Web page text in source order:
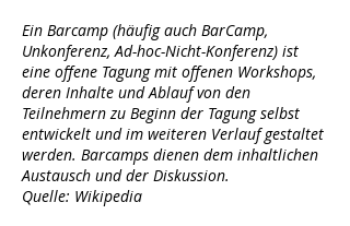
Ein Barcamp (häufig auch BarCamp,
Unkonferenz, Ad-hoc-Nicht-Konferenz) ist
eine offene Tagung mit offenen Workshops,
deren Inhalte und Ablauf von den
Teilnehmern zu Beginn der Tagung selbst
entwickelt und im weiteren Verlauf gestaltet
werden. Barcamps dienen dem inhaltlichen
Austausch und der Diskussion.
Quelle: Wikipedia